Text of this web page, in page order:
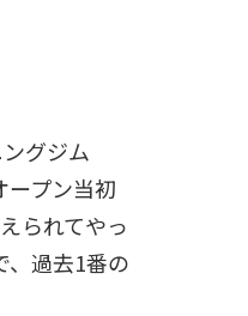
グジム
ープン当初
られてやっ
、過去1番の